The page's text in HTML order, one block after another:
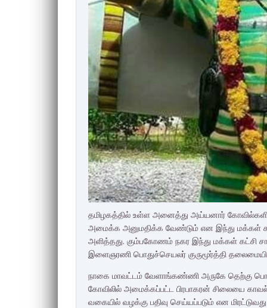
தமிழகத்தில் உள்ள அனைத்து அய்யனார்
அமைக்க அனுமதிக்க வேண்டும் என இந்து மக்கள்
அளித்தது. கும்பகோணம் நகர இந்து மக்கள் கட்சி
இளைஞரணி பொதுச்செயலர் குருமூர்த்தி தலைமையில்
நாகை மாவட்டம் வேளாங்கண்ணி அருகே தெற்கு
கோவிலில் அமைக்கப்பட்ட பிரபாகரன் சிலையை
வகையில் வழக்கு பதிவு செய்யப்படும் என